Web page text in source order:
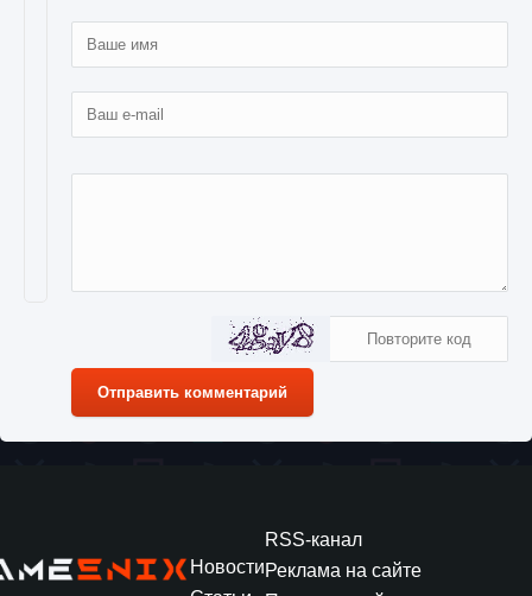
Отправить комментарий
Новости
RSS-канал
Реклама на сайте